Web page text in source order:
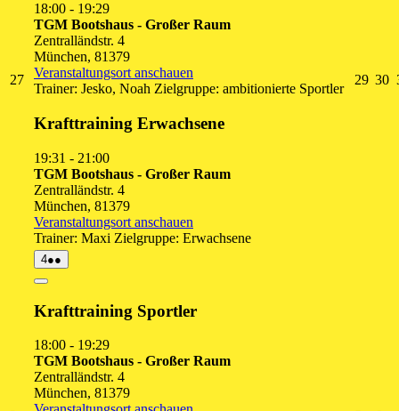
2727.
Juli
18:00 - 19:29
TGM Bootshaus - Großer Raum
Zentralländstr. 4
München, 81379
Veranstaltungsort anschauen
Trainer: Jesko, Noah Zielgruppe: ambitionierte Sportler
Krafttraining Erwachsene
19:31 - 21:00
TGM Bootshaus - Großer Raum
Zentralländstr. 4
München, 81379
Veranstaltungsort anschauen
Trainer: Maxi Zielgruppe: Erwachsene
2929.
30
44.
August
2026
●●
Veranstaltungen)
Close
Krafttraining Sportler
18:00 - 19:29
TGM Bootshaus - Großer Raum
Zentralländstr. 4
München, 81379